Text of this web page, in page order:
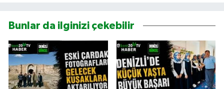
Bunlar da ilginizi çekebilir